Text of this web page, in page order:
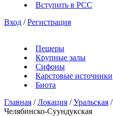
Вступить в РСС
Вход / Регистрация
Пещеры
Крупные залы
Сифоны
Карстовые источники
Биота
Главная / Локация / Уральская /
Челябинско-Суундукская